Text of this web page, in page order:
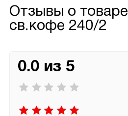
Отзывы о товаре
св.кофе 240/2
0.0 из 5